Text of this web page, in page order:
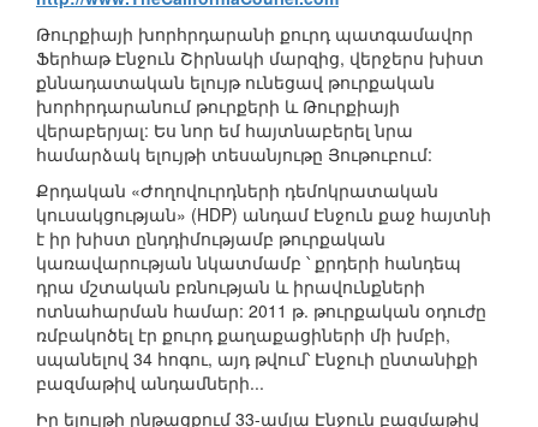
Թուրքիայի խորհրդարանի քուրդ պատգամավոր
Ֆերհաթ Էնջուն Շիրնակի մարզից, վերջերս խիստ
քննադատական ելույթ ունեցավ թուրքական
խորհրդարանում թուրքերի և Թուրքիայի
վերաբերյալ: Ես նոր եմ հայտնաբերել նրա
համարձակ ելույթի տեսանյութը Յութուբում:
Քրդական «Ժողովուրդների դեմոկրատական
կուսակցության» (HDP) անդամ Էնջուն քաջ հայտնի
է իր խիստ ընդդիմությամբ թուրքական
կառավարության նկատմամբ ՝ քրդերի հանդեպ
դրա մշտական բռնության և իրավունքների
ոտնահարման համար: 2011 թ. թուրքական օդուժը
ռմբակոծել էր քուրդ քաղաքացիների մի խմբի,
սպանելով 34 հոգու, այդ թվում՝ Էնջուի ընտանիքի
բազմաթիվ անդամների...
Իր ելույթի ընթացքում 33-ամյա Էնջուն բազմաթիվ